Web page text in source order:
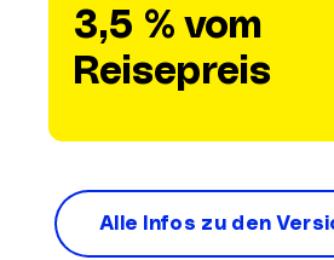
3,5 % vom
Reisepreis
Alle Infos zu den